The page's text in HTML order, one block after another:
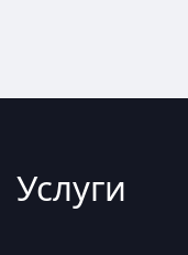
Услуги